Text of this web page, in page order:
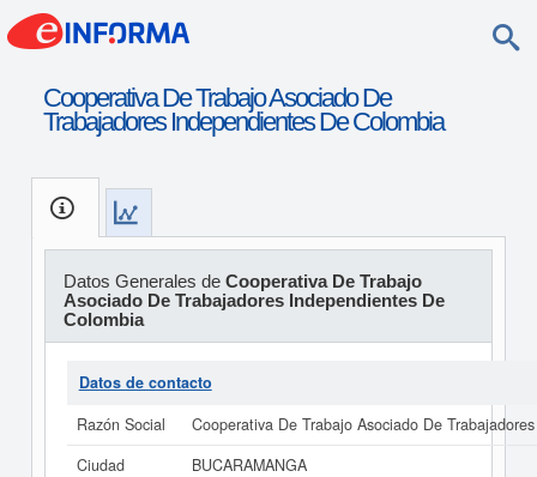
Cooperativa De Trabajo Asociado De
Trabajadores Independientes De Colombia
Datos Generales de Cooperativa De Trabajo
Asociado De Trabajadores Independientes De
Colombia
Datos de contacto
Razón Social
Cooperativa De Trabajo Asociado De
Ciudad
BUCARAMANGA